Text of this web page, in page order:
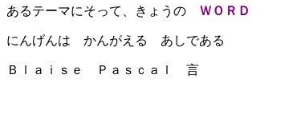
あるテーマにそって、きょうの ＷＯＲＤ
にんげんは かんがえる あしである
Ｂｌａｉｓｅ Ｐａｓｃａｌ 言